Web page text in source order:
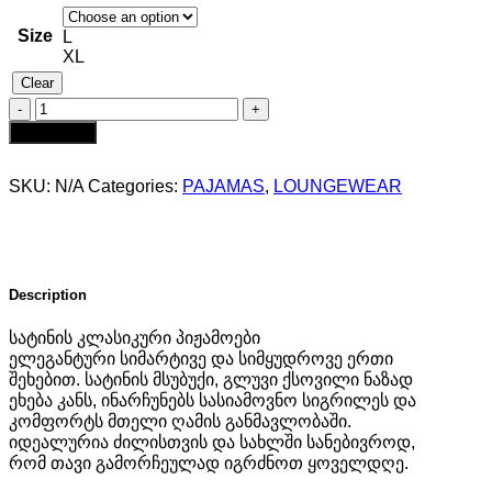
Size
L
XL
Clear
სატინის
ცისფერი
პიჟამო
შორტი
SKU: N/A Categories: PAJAMAS, LOUNGEWEAR
Description
სატინის კლასიკური პიჟამოები
ელეგანტური სიმარტივე და სიმყუდროვე ერთი
შეხებით. სატინის მსუბუქი, გლუვი ქსოვილი ნაზად
ეხება კანს, ინარჩუნებს სასიამოვნო სიგრილეს და
კომფორტს მთელი ღამის განმავლობაში.
იდეალურია ძილისთვის და სახლში სანებივროდ,
რომ თავი გამორჩეულად იგრძნოთ ყოველდღე.